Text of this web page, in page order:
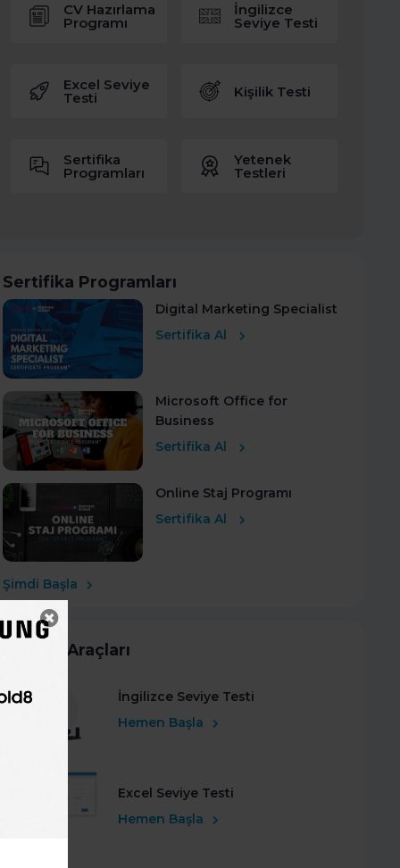
CV Hazırlama
Programı
İngilizce
Seviye Testi
Excel Seviye
Testi Kişilik Testi
Sertifika
Programları
Yetenek
Testleri
Sertifika Programları
Digital Marketing Specialist
Sertifika Al
Microsoft Office for
Business
Sertifika Al
Online Staj Programı
Sertifika Al
Şimdi Başla
Kariyer Araçları
İngilizce Seviye Testi
Hemen Başla
Excel Seviye Testi
Hemen Başla